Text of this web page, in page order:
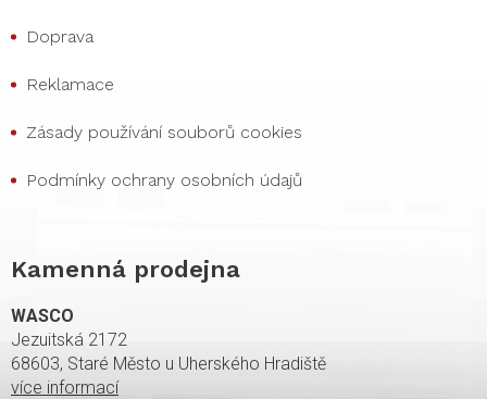
Doprava
Reklamace
Zásady používání souborů cookies
Podmínky ochrany osobních údajů
Kamenná prodejna
WASCO
Jezuitská 2172
68603, Staré Město u Uherského Hradiště
více informací